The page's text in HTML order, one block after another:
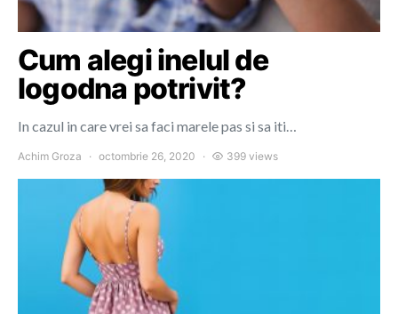
Cum alegi inelul de
logodna potrivit?
In cazul in care vrei sa faci marele pas si sa iti…
Achim Groza octombrie 26, 2020 399 views